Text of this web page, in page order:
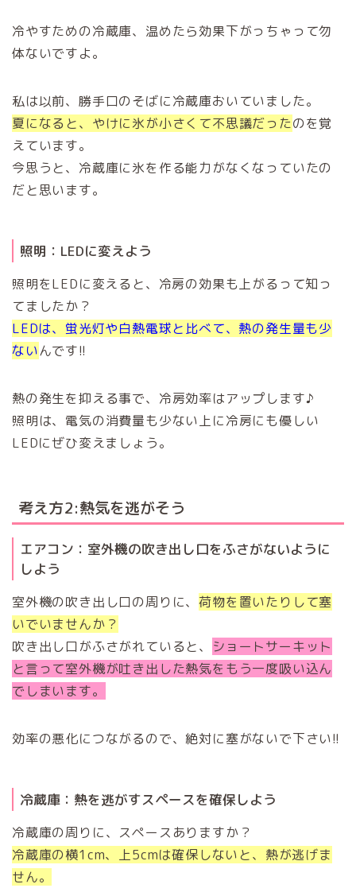
冷やすための冷蔵庫、温めたら効果下がっちゃって勿
体ないですよ。
私は以前、勝手口のそばに冷蔵庫おいていました。
夏になると、やけに氷が小さくて不思議だったのを覚
えています。
今思うと、冷蔵庫に氷を作る能力がなくなっていたの
だと思います。
照明：LEDに変えよう
照明をLEDに変えると、冷房の効果も上がるって知っ
てましたか？
LEDは、蛍光灯や白熱電球と比べて、熱の発生量も少
ないんです!!
熱の発生を抑える事で、冷房効率はアップします♪
照明は、電気の消費量も少ない上に冷房にも優しい
LEDにぜひ変えましょう。
考え方2:熱気を逃がそう
エアコン：室外機の吹き出し口をふさがないように
しよう
室外機の吹き出し口の周りに、荷物を置いたりして塞
いでいませんか？
吹き出し口がふさがれていると、 ショートサーキット
と言って室外機が吐き出した熱気をもう一度吸い込ん
でしまいます。
効率の悪化につながるので、絶対に塞がないで下さい!!
冷蔵庫：熱を逃がすスペースを確保しよう
冷蔵庫の周りに、スペースありますか？
冷蔵庫の横1cm、上5cmは確保しないと、熱が逃げま
せん。